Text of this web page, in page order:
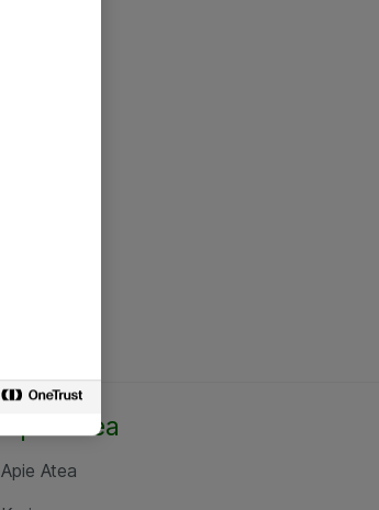
Apie Atea
Apie Atea